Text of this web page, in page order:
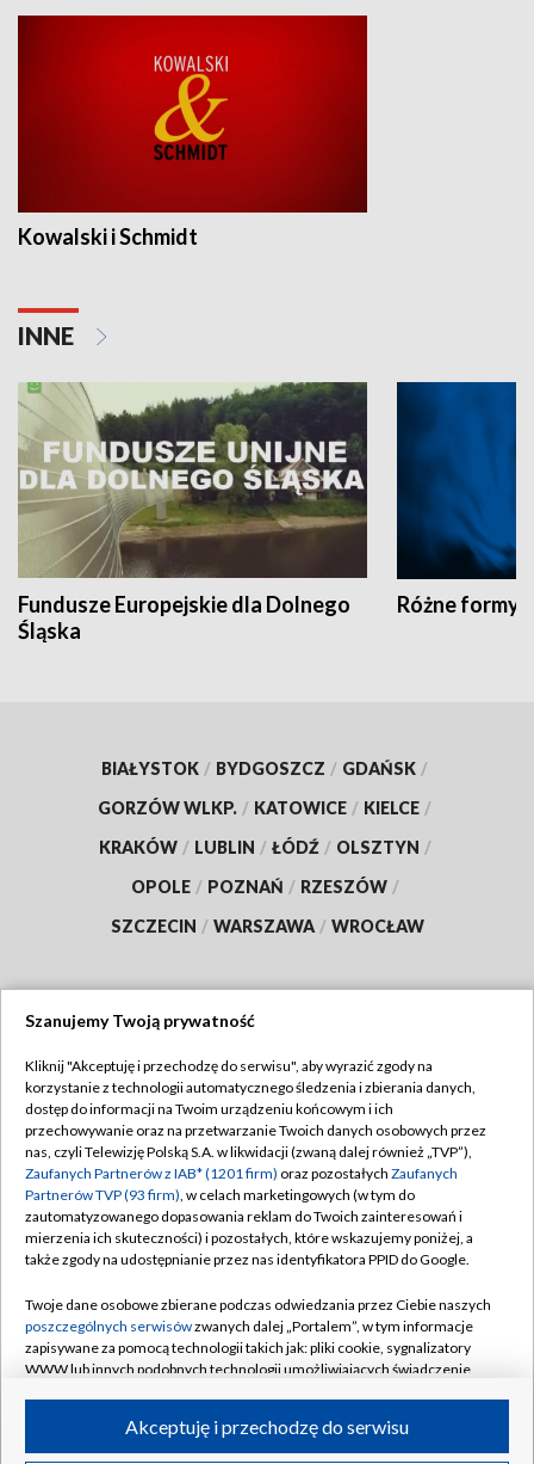
Kowalski i Schmidt
INNE
Fundusze Europejskie dla Dolnego
Śląska
Różne formy
BIAŁYSTOK / BYDGOSZCZ / GDAŃSK /
GORZÓW WLKP. / KATOWICE / KIELCE /
KRAKÓW / LUBLIN / ŁÓDŹ / OLSZTYN /
OPOLE / POZNAŃ / RZESZÓW /
SZCZECIN / WARSZAWA / WROCŁAW
TVP
Abonament TVP
Emisja w TVP
Centrum informacji TVP
Naziemna Telewizja Cyfrowa
Rada Programowa
System NOS
Informacje o nadawcy
Program dla prasy
Regulamin TVP
Polityka prywatności
Moje zgody
Pomoc
Kontakt
Kanały
Szanujemy Twoją prywatność
Kliknij "Akceptuję i przechodzę do serwisu", aby wyrazić zgody na
korzystanie z technologii automatycznego śledzenia i zbierania danych,
dostęp do informacji na Twoim urządzeniu końcowym i ich
przechowywanie oraz na przetwarzanie Twoich danych osobowych przez
nas, czyli Telewizję Polską S.A. w likwidacji (zwaną dalej również „TVP”),
Zaufanych Partnerów z IAB* (1201 firm) oraz pozostałych Zaufanych
Partnerów TVP (93 firm), w celach marketingowych (w tym do
zautomatyzowanego dopasowania reklam do Twoich zainteresowań i
mierzenia ich skuteczności) i pozostałych, które wskazujemy poniżej, a
także zgody na udostępnianie przez nas identyfikatora PPID do Google.
Twoje dane osobowe zbierane podczas odwiedzania przez Ciebie naszych
poszczególnych serwisówzwanych dalej „Portalem”, w tym informacje
zapisywane za pomocą technologii takich jak: pliki cookie, sygnalizatory
WWW lub innych podobnych technologii umożliwiających świadczenie
ruchu w Internecie.Akceptuję i przechodzę do serwisu